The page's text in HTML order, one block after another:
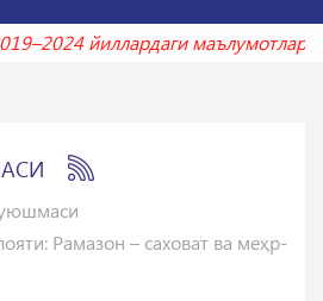
йиллардаги
Рамазон – саховат ва меҳр-